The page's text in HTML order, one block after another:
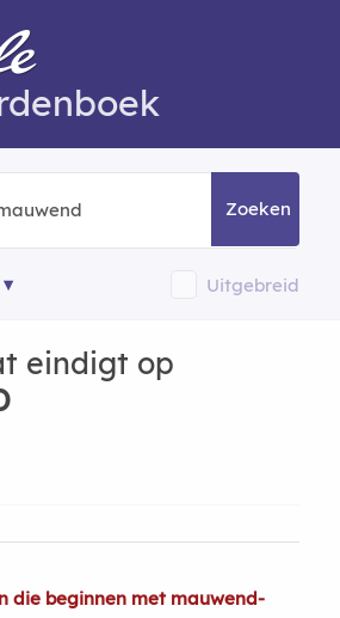
Zoeken
Uitgebreid
eindigt op
die beginnen met mauwend-